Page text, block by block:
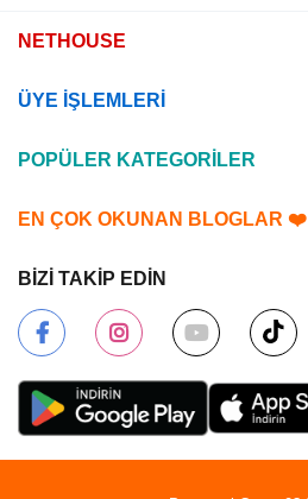
NETHOUSE
ÜYE İŞLEMLERİ
POPÜLER KATEGORİLER
EN ÇOK OKUNAN BLOGLAR ❤️
BİZİ TAKİP EDİN